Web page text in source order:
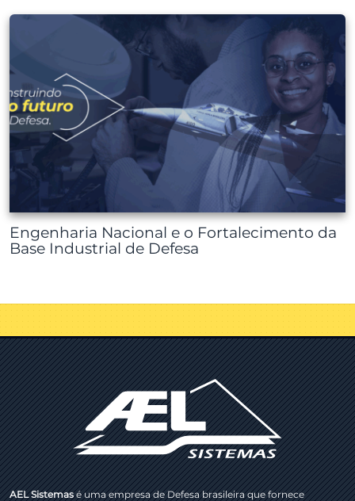
Engenharia Nacional e o Fortalecimento da
Base Industrial de Defesa
AEL Sistemasé uma empresa de Defesa brasileira que fornece